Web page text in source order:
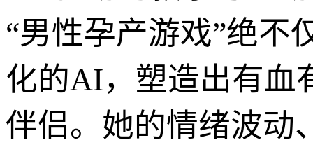
“男性孕产游戏”绝不
化的AI，塑造出有血
伴侣。她的情绪波动